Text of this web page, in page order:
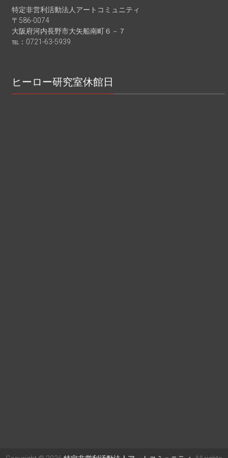
特定非営利活動法人アートコミュニティ
〒586-0074
大阪府河内長野市大矢船南町６－７
℡：0721-63-5939
ヒーロー研究室休館日